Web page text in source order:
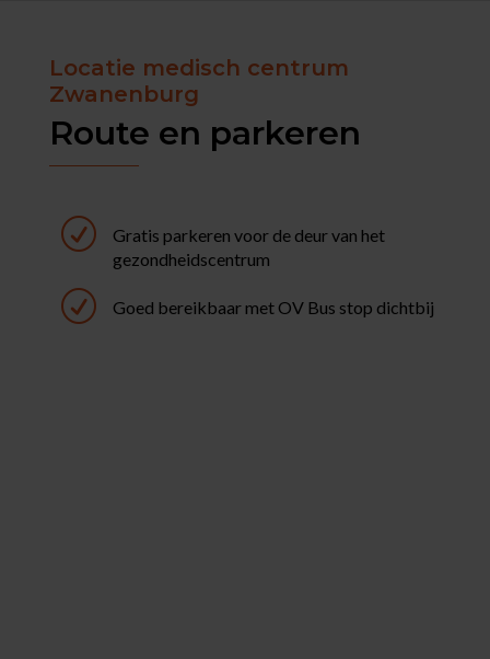
Locatie medisch centrum
Zwanenburg
Route en parkeren
R
Gratis parkeren voor de deur van het
gezondheidscentrum
R Goed bereikbaar met OV Bus stop dichtbij